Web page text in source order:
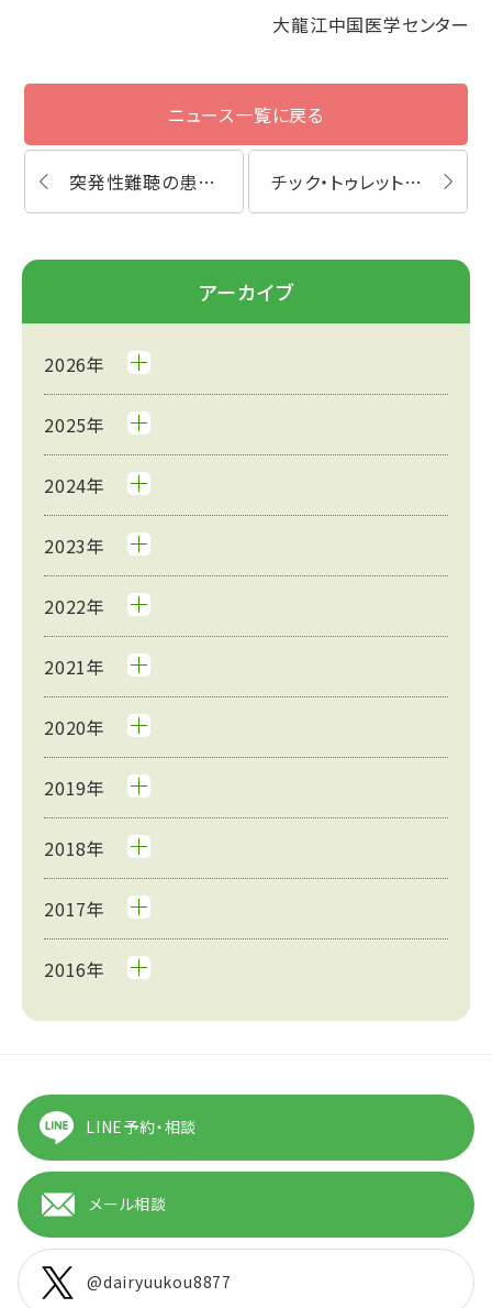
大龍江中国医学センター
ニュース一覧に戻る
突発性難聴の患者様の鍼灸・漢方薬体験談 チック・トゥレット症候群の患者様の鍼灸・漢方薬体験談
アーカイブ
2026年
2025年
2024年
2023年
2022年
2021年
2020年
2019年
2018年
2017年
2016年
LINE予約・相談
メール相談
@dairyuukou8877